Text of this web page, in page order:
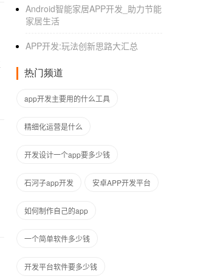
Android智能家居APP开发_助力节能
家居生活
APP开发:玩法创新思路大汇总
热门频道
app开发主要用的什么工具
精细化运营是什么
开发设计一个app要多少钱
石河子app开发 安卓APP开发平台
如何制作自己的app
一个简单软件多少钱
开发平台软件要多少钱